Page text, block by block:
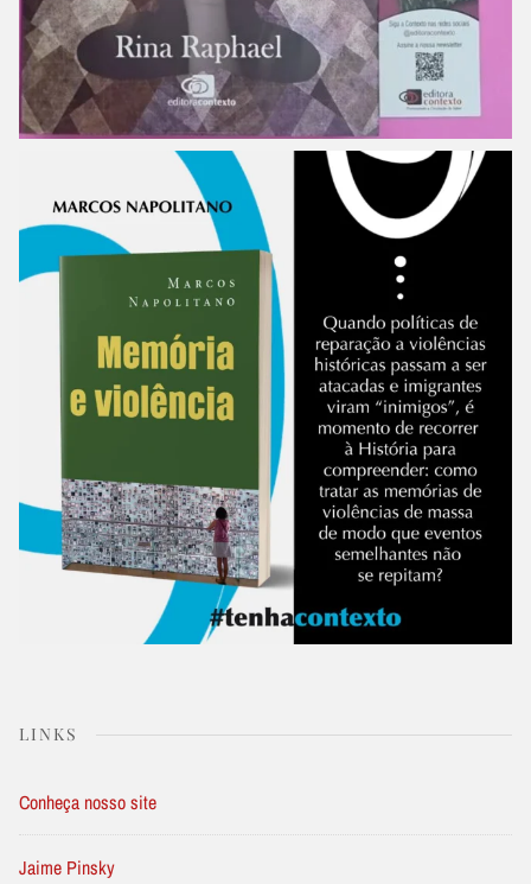
LINKS
Conheça nosso site
Jaime Pinsky